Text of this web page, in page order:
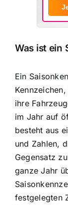
Was ist ein
Ein
ihre
im Jahr auf
besteht aus
und Zahlen,
Gegensatz
ganze Jahr
festgelegten